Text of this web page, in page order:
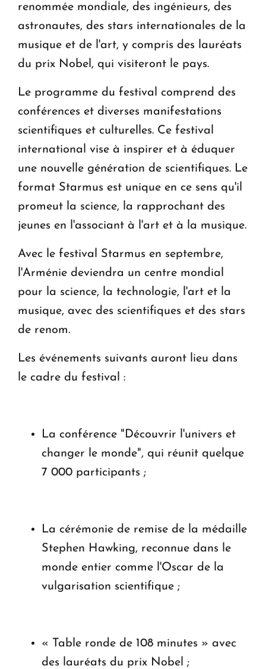
renommée mondiale, des ingénieurs, des
astronautes, des stars internationales de la
musique et de l'art, y compris des lauréats
du prix Nobel, qui visiteront le pays.
Le programme du festival comprend des
conférences et diverses manifestations
scientifiques et culturelles. Ce festival
international vise à inspirer et à éduquer
une nouvelle génération de scientifiques. Le
format Starmus est unique en ce sens qu'il
promeut la science, la rapprochant des
jeunes en l'associant à l'art et à la musique.
Avec le festival Starmus en septembre,
l'Arménie deviendra un centre mondial
pour la science, la technologie, l'art et la
musique, avec des scientifiques et des stars
de renom.
Les événements suivants auront lieu dans
le cadre du festival :
La conférence "Découvrir l'univers et
changer le monde", qui réunit quelque
7 000 participants ;
La cérémonie de remise de la médaille
Stephen Hawking, reconnue dans le
monde entier comme l'Oscar de la
vulgarisation scientifique ;
« Table ronde de 108 minutes » avec
des lauréats du prix Nobel ;